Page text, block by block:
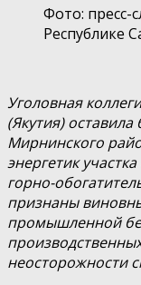
Фото: пресс-
Республике
Уголовная
(Якутия)
Мирнинского
энергетик
горно-
признаны
промышленной
неосторожности